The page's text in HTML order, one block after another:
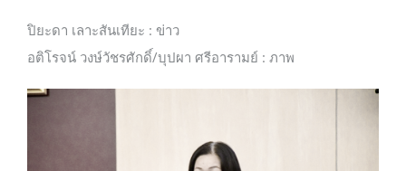
ปิยะดา เลาะสันเทียะ : ข่าว
อติโรจน์ วงษ์วัชรศักดิ์/บุปผา ศรีอารามย์ : ภาพ